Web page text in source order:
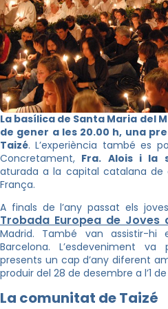
La basílica de Santa Maria del
de gener a les 20.00 h, una
Taizé. L’experiència també es
Concretament, Fra. Alois i la
aturada a la capital catalana
França.
A finals de l’any passat els
Trobada Europea de Joves
Madrid. També van assistir-
Barcelona. L’esdeveniment
presents un cap d’any diferent
produir del 28 de desembre a l’1
La comunitat de Taizé